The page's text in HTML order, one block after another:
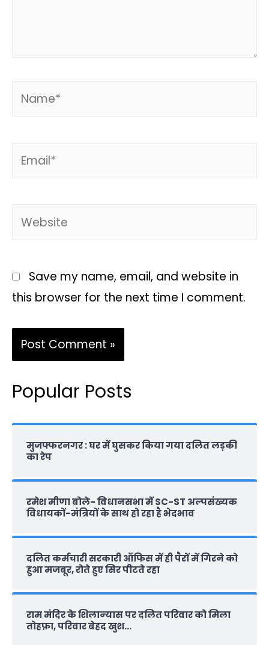
Save my name, email, and website in
this browser for the next time I comment.
Popular Posts
मुजफ्फरनगर : घर में घुसकर किया गया दलित लड़की
का रेप
रमेश मीणा बोले- विधानसभा में SC-ST अल्पसंख्यक
विधायकों-मंत्रियों के साथ हो रहा है भेदभाव
दलित कर्मचारी सरकारी ऑफ‍िस में ही पैरों में गिरने को
हुआ मजबूर, रोते हुए सिर पीटते रहा
राम मंदिर के शिलान्‍यास पर दलित परिवार को मिला
तोहफ़ा, परिवार बेहद खुश…